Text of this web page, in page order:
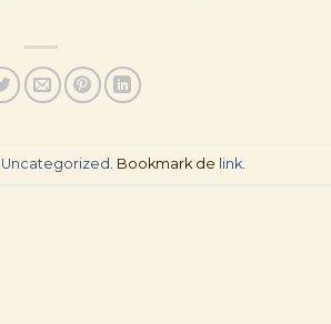
Uncategorized . Bookmark de link